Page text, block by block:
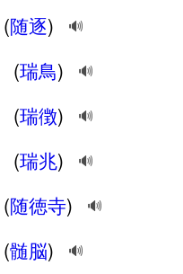
(随逐) 🔊
(瑞鳥) 🔊
(瑞徴) 🔊
(瑞兆) 🔊
(随徳寺) 🔊
(髄脳) 🔊